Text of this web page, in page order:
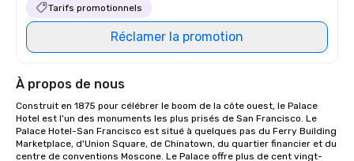
Tarifs promotionnels
Réclamer la promotion
À propos de nous
Construit en 1875 pour célébrer le boom de la côte ouest, le Palace
Hotel est l'un des monuments les plus prisés de San Francisco. Le
Palace Hotel-San Francisco est situé à quelques pas du Ferry Building
Marketplace, d'Union Square, de Chinatown, du quartier financier et du
centre de conventions Moscone. Le Palace offre plus de cent vingt-